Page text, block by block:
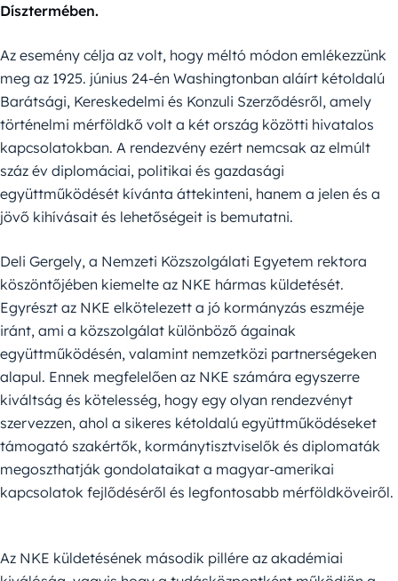
Dísztermében.
Az esemény célja az volt, hogy méltó módon emlékezzünk
meg az 1925. június 24-én Washingtonban aláírt kétoldalú
Barátsági, Kereskedelmi és Konzuli Szerződésről, amely
történelmi mérföldkő volt a két ország közötti hivatalos
kapcsolatokban. A rendezvény ezért nemcsak az elmúlt
száz év diplomáciai, politikai és gazdasági
együttműködését kívánta áttekinteni, hanem a jelen és a
jövő kihívásait és lehetőségeit is bemutatni.
Deli Gergely, a Nemzeti Közszolgálati Egyetem rektora
köszöntőjében kiemelte az NKE hármas küldetését.
Egyrészt az NKE elkötelezett a jó kormányzás eszméje
iránt, ami a közszolgálat különböző ágainak
együttműködésén, valamint nemzetközi partnerségeken
alapul. Ennek megfelelően az NKE számára egyszerre
kiváltság és kötelesség, hogy egy olyan rendezvényt
szervezzen, ahol a sikeres kétoldalú együttműködéseket
támogató szakértők, kormánytisztviselők és diplomaták
megoszthatják gondolataikat a magyar-amerikai
kapcsolatok fejlődéséről és legfontosabb mérföldköveiről.
Az NKE küldetésének második pillére az akadémiai